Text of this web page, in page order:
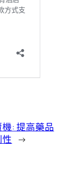
: 提高藥品
→